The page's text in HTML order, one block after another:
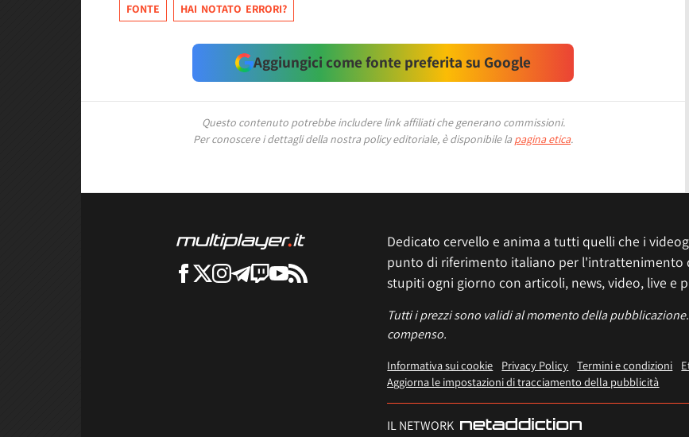
FONTE HAI NOTATO ERRORI?
Aggiungici come fonte preferita su Google
Questo contenuto potrebbe includere link affiliati che generano commissioni.
Per conoscere i dettagli della nostra policy editoriale, è disponibile la pagina etica.
Dedicato cervello e anima a tutti quelli che i
punto di riferimento italiano per l'intrattenimento
stupiti ogni giorno con articoli, news, video, live e
Tutti i prezzi sono validi al momento della
compenso.
Informativa sui cookie Privacy Policy Termini e condizioni
Aggiorna le impostazioni di tracciamento della pubblicità
IL NETWORK